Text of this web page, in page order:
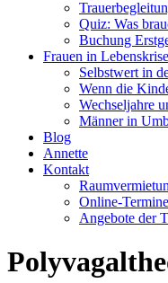
Quiz: Was
Buchung
Frauen in
Selbstwert in
Wenn die
Wechseljahre
Männer in
Blog
Annette
Kontakt
Online-
Angebote der